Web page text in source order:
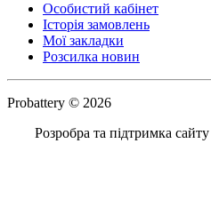
Особистий кабінет
Історія замовлень
Мої закладки
Розсилка новин
Probattery © 2026
Розробра та підтримка